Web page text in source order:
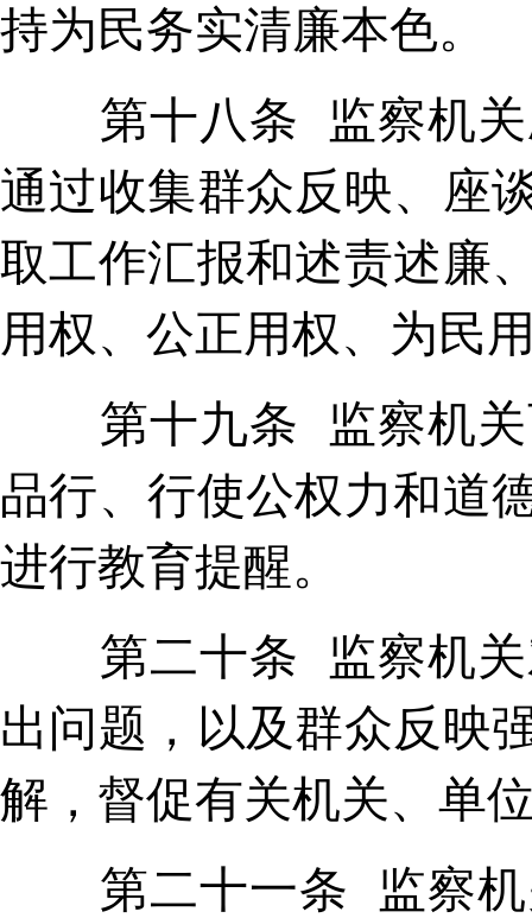
持为民务实清廉本色。
第十八条 监察机关
通过收集群众反映、座
取工作汇报和述责述廉
用权、公正用权、为民
第十九条 监察机关
品行、行使公权力和道
进行教育提醒。
第二十条 监察机关
出问题，以及群众反映
解，督促有关机关、单
第二十一条 监察机